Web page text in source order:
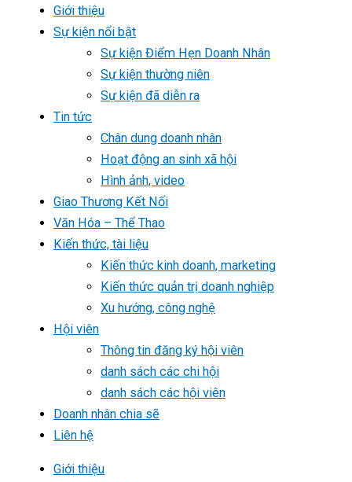
Giới thiệu
Sự kiện nổi bật
Sự kiện Điểm Hẹn Doanh Nhân
Sự kiện thường niên
Sự kiện đã diễn ra
Tin tức
Chân dung doanh nhân
Hoạt động an sinh xã hội
Hình ảnh, video
Giao Thương Kết Nối
Văn Hóa – Thể Thao
Kiến thức, tài liệu
Kiến thức kinh doanh, marketing
Kiến thức quản trị doanh nghiệp
Xu hướng, công nghệ
Hội viên
Thông tin đăng ký hội viên
danh sách các chi hội
danh sách các hội viên
Doanh nhân chia sẽ
Liên hệ
Giới thiệu